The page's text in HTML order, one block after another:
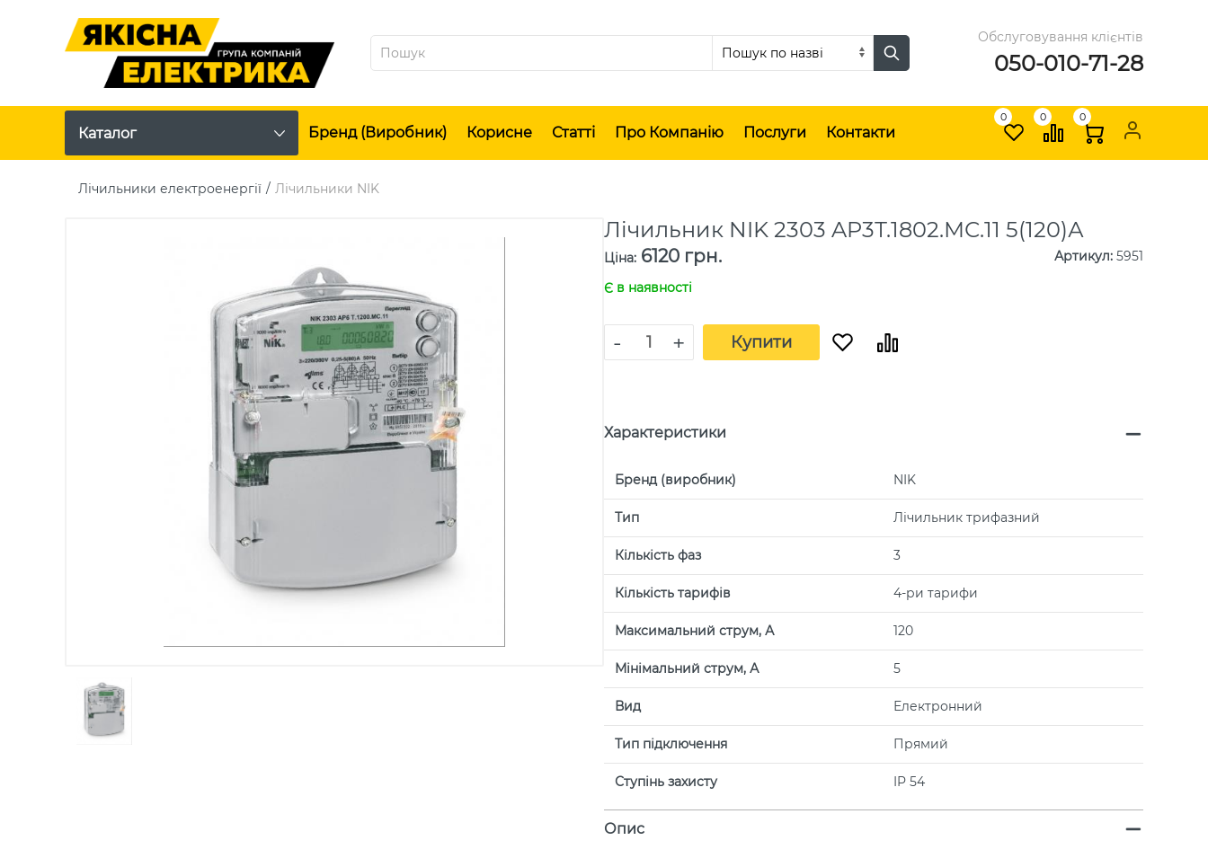
Обслуговування клієнтів
050-010-71-28
Каталог Бренд (виробник) Корисне Статті Про Компанію Послуги Контакти
0 0 0
Лічильники електроенергії Лічильники NIK
Лічильник NIK 2303 AP3Т.1802.МС.11 5(120)А
Ціна: 6120 грн. Артикул: 5951
Є в наявності
- + Купити
Характеристики
Бренд (виробник) NIK
Тип Лічильник трифазний
Кількість фаз 3
Кількість тарифів 4-ри тарифи
Максимальний струм, А 120
Мінімальний струм, А 5
Вид Електронний
Тип підключення Прямий
Ступінь захисту IP 54
Опис